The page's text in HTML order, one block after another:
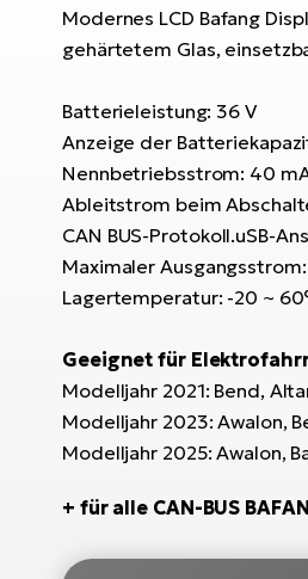
Modernes LCD Bafang
gehärtetem Glas,
Batterieleistung: 36 V
Anzeige der
Nennbetriebsstrom: 40
Ableitstrom beim
CAN BUS-Protokoll.uSB-
Maximaler
Lagertemperatur: -20 ~
Geeignet für
Modelljahr 2021: Bend,
Modelljahr 2023: Awalon,
Modelljahr 2025: Awalon,
+ für alle CAN-BUS